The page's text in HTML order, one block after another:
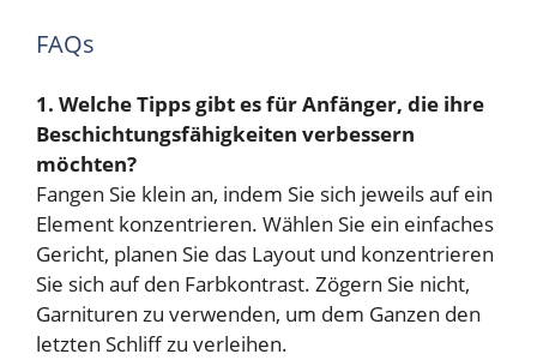
FAQs
1. Welche Tipps gibt es für Anfänger, die ihre
Beschichtungsfähigkeiten verbessern
möchten?
Fangen Sie klein an, indem Sie sich jeweils auf ein
Element konzentrieren. Wählen Sie ein einfaches
Gericht, planen Sie das Layout und konzentrieren
Sie sich auf den Farbkontrast. Zögern Sie nicht,
Garnituren zu verwenden, um dem Ganzen den
letzten Schliff zu verleihen.